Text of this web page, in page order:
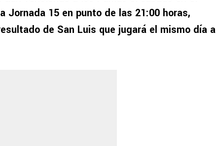
Jornada 15 en punto de las 21:00 horas,
de San Luis que jugará el mismo día a